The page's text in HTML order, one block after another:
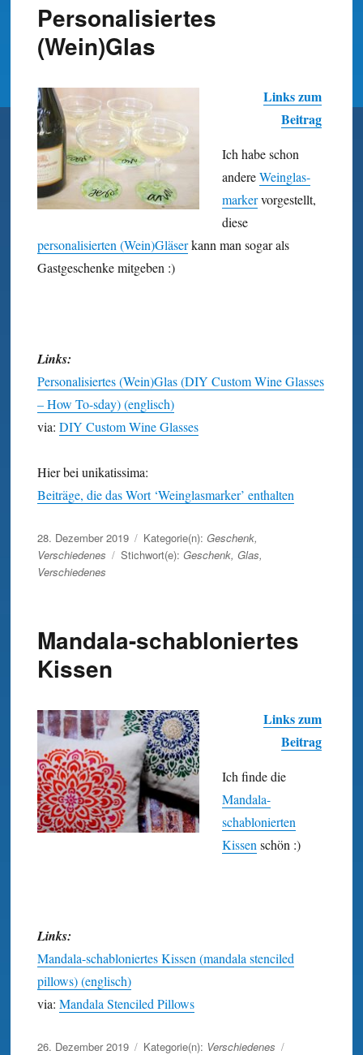
Personalisiertes
(Wein)Glas
Links zum
Beitrag
Ich habe schon
andereWein­glas­
markervorgestellt,
diese
personalisierten (Wein)Gläserkann man sogar als
Gastgeschenke mitgeben :)
Links:
Personalisiertes (Wein)Glas (DIY Custom Wine Glasses
– How To-sday) (englisch)
via: DIY Custom Wine Glasses
Hier bei unikatissima:
Beiträge, die das Wort ‘Weinglasmarker’ enthalten
Veröffentlicht
am
28. Dezember 2019 Kategorie(n): Geschenk,
Verschiedenes
Stichwort(e): Geschenk, Glas,
Verschiedenes
Mandala-schabloniertes
Kissen
Links zum
Beitrag
Ich finde die
Mandala-
schablonierten
Kissenschön :)
Links:
Mandala-schabloniertes Kissen (mandala stenciled
pillows) (englisch)
via: Mandala Stenciled Pillows
Veröffentlicht
26. Dezember 2019 Kategorie(n): Verschiedenes